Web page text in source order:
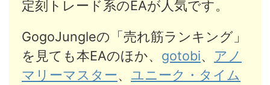
定刻トレード系のEAが人気です。
GogoJungleの「売れ筋ランキング」
を見ても本EAのほか、 gotobi、 アノ
マリーマスター、 ユニーク・タイム